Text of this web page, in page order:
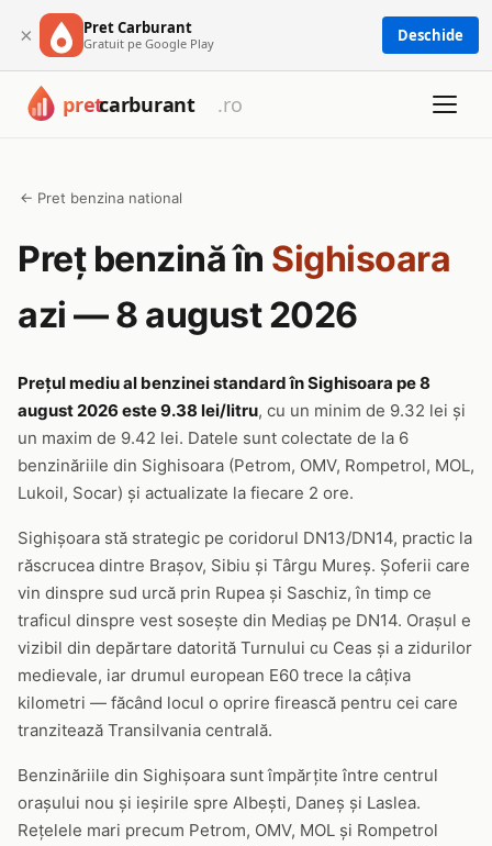
× Pret Carburant
Gratuit pe Google Play Deschide
← Pret benzina national
Preț benzină în Sighisoara
azi — 8 august 2026
Prețul mediu al benzinei standard în Sighisoara pe 8
august 2026 este 9.38 lei/litru, cu un minim de 9.32 lei și
un maxim de 9.42 lei. Datele sunt colectate de la 6
benzinăriile din Sighisoara (Petrom, OMV, Rompetrol, MOL,
Lukoil, Socar) și actualizate la fiecare 2 ore.
Sighișoara stă strategic pe coridorul DN13/DN14, practic la
răscrucea dintre Brașov, Sibiu și Târgu Mureș. Șoferii care
vin dinspre sud urcă prin Rupea și Saschiz, în timp ce
traficul dinspre vest sosește din Mediaș pe DN14. Orașul e
vizibil din depărtare datorită Turnului cu Ceas și a zidurilor
medievale, iar drumul european E60 trece la câțiva
kilometri — făcând locul o oprire firească pentru cei care
tranzitează Transilvania centrală.
Benzinăriile din Sighișoara sunt împărțite între centrul
orașului nou și ieșirile spre Albești, Daneș și Laslea.
Rețelele mari precum Petrom, OMV, MOL și Rompetrol